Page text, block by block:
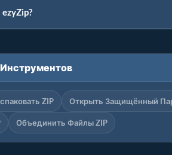
ZIP Открыть Защищённый
Объединить Файлы ZIP